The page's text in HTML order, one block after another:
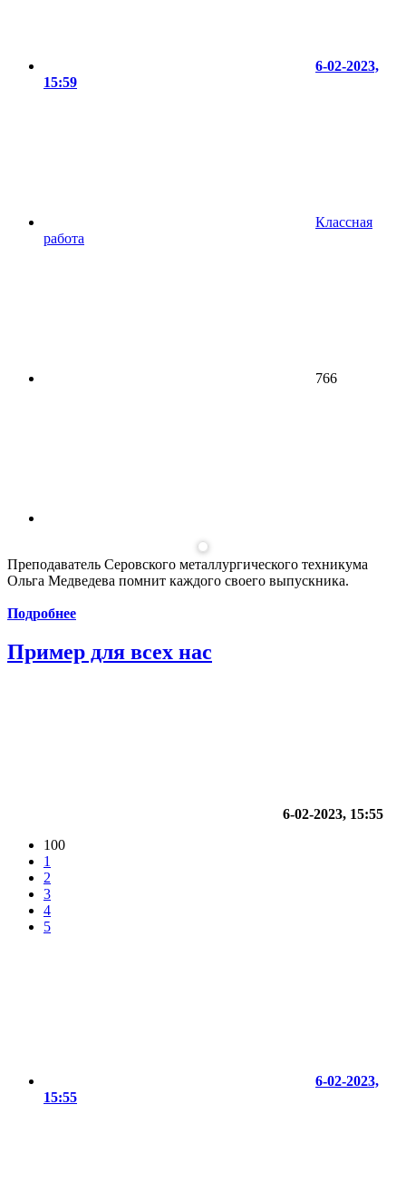
6-02-2023,
15:59
Классная
работа
766
Преподаватель Серовского металлургического техникума
Ольга Медведева помнит каждого своего выпускника.
Подробнее
Пример для всех нас
6-02-2023, 15:55
100
1
2
3
4
5
6-02-2023,
15:55